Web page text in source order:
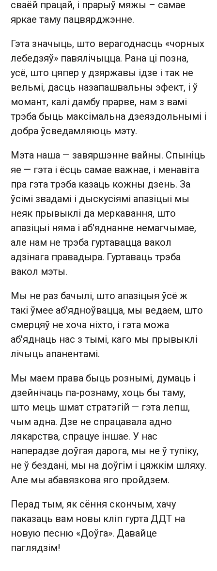
сваёй працай, і прарыў мяжы – самае
яркае таму пацвярджэнне.
Гэта значыць, што верагоднасць «чорных
лебедзяў» павялічыцца. Рана ці позна,
усё, што цяпер у дзяржавы ідзе і так не
вельмі, дасць назапашвальны эфект, і ў
момант, калі дамбу прарве, нам з вамі
трэба быць максімальна дзеяздольнымі і
добра ўсведамляюць мэту.
Мэта наша — завяршэнне вайны. Спыніць
яе — гэта і ёсць самае важнае, і менавіта
пра гэта трэба казаць кожны дзень. За
ўсімі звадамі і дыскусіямі апазіцыі мы
неяк прывыклі да меркавання, што
апазіцыі няма і аб'яднанне немагчымае,
але нам не трэба гуртавацца вакол
адзінага правадыра. Гуртаваць трэба
вакол мэты.
Мы не раз бачылі, што апазіцыя ўсё ж
такі ўмее аб'ядноўвацца, мы ведаем, што
смерцяў не хоча ніхто, і гэта можа
аб'яднаць нас з тымі, каго мы прывыклі
лічыць апанентамі.
Мы маем права быць рознымі, думаць і
дзейнічаць па-рознаму, хоць бы таму,
што мець шмат стратэгій — гэта лепш,
чым адна. Дзе не спрацавала адно
лякарства, спрацуе іншае. У нас
наперадзе доўгая дарога, мы не ў тупіку,
не ў бездані, мы на доўгім і цяжкім шляху.
Але мы абавязкова яго пройдзем.
Перад тым, як сёння скончым, хачу
паказаць вам новы кліп гурта ДДТ на
новую песню «Доўга». Давайце
паглядзім!